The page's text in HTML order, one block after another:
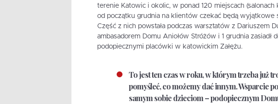
terenie Katowic i okolic, w ponad 120 miejscach
od początku grudnia na klientów czekać będą wyjątkowe
Część z nich powstała podczas warsztatów z Dariuszem
ambasadorem Domu Aniołów Stróżów i 1 grudnia zasiadł
podopiecznymi placówki w katowickim Załężu.
To jest ten czas w roku, w którym trzeba już
pomyśleć, co możemy dać innym. Wsparcie
samym sobie dzieciom – podopiecznym